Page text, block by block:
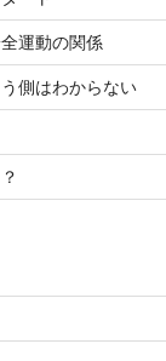
運動の関係
側はわからない